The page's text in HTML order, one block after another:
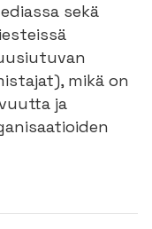
sekä
mikä on
ja